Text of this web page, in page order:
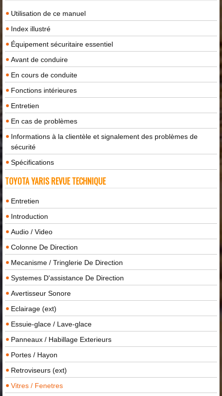
Utilisation de ce manuel
Index illustré
Équipement sécuritaire essentiel
Avant de conduire
En cours de conduite
Fonctions intérieures
Entretien
En cas de problèmes
Informations à la clientèle et signalement des problèmes de
sécurité
Spécifications
TOYOTA YARIS REVUE TECHNIQUE
Entretien
Introduction
Audio / Video
Colonne De Direction
Mecanisme / Tringlerie De Direction
Systemes D'assistance De Direction
Avertisseur Sonore
Eclairage (ext)
Essuie-glace / Lave-glace
Panneaux / Habillage Exterieurs
Portes / Hayon
Retroviseurs (ext)
Vitres / Fenetres